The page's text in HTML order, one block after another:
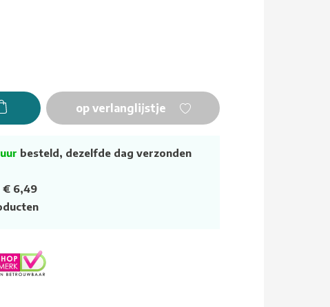
op verlanglijstje
besteld, dezelfde dag verzonden
€ 6,49